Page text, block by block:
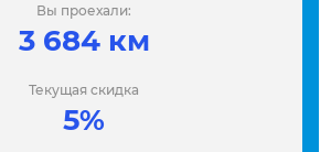
Вы проехали:
3 684 км
Текущая скидка
5%